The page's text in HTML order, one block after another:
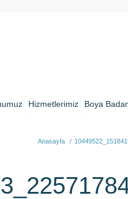
Hizmetlerimiz Boya
Anasayfa /